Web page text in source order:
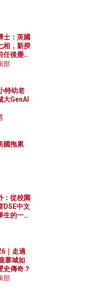
士：英國
相，新揆
任後塵？
經濟為
部
特幼老
大GenAI
國拖累
：從校園
DSE中文
生的一點
｜走過
寨城如
史傳奇？
部